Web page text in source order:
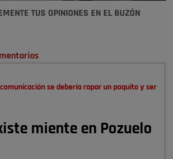
TUS OPINIONES EN EL BUZÓN
se debería rapar un poquito y ser
miente en Pozuelo